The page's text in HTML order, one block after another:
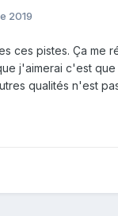
2019
ces pistes. Ça me
j'aimerai c'est
qualités n'est